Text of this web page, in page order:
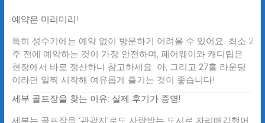
예약은 미리미리!
특히 성수기에는 예약 없이 방문하기 어려울 수 있어요. 최소 2
주 전에 예약하는 것이 가장 안전하며, 페어웨이와 캐디팁은
현장에서 바로 정산하니 참고하세요. 아, 그리고 27홀 라운딩
이라면 일찍 시작해 여유롭게 즐기는 것이 좋습니다!
세부 골프장을 찾는 이유: 실제 후기가 증명!
세부는 골프장을 ‘관광지’로도 사랑받는 도시로 자리매김했어